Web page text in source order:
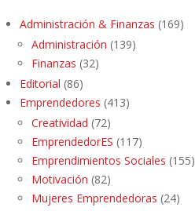
Administración & Finanzas (169)
Administración (139)
Finanzas (32)
Editorial (86)
Emprendedores (413)
Creatividad (72)
EmprendedorES (117)
Emprendimientos Sociales (155)
Motivación (82)
Mujeres Emprendedoras (24)